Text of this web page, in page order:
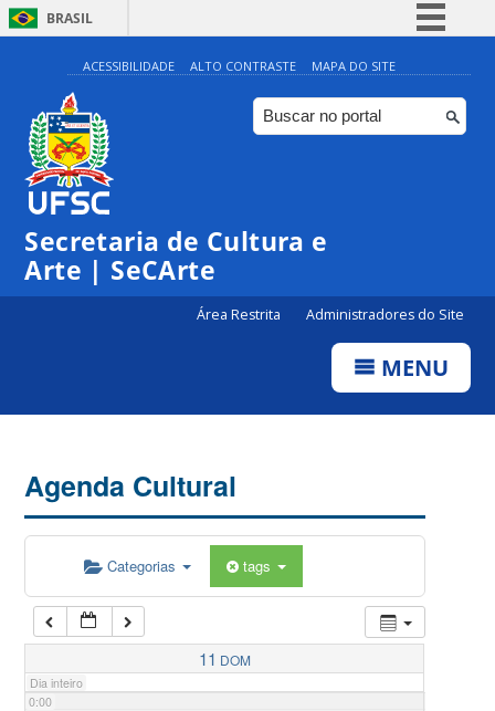
BRASIL
Simplifique!
Comunica BR
Participe
ACESSIBILIDADE ALTO CONTRASTE MAPA DO SITE
Secretaria de Cultura e
Arte | SeCArte
Área Restrita Administradores do Site
MENU
Agenda Cultural
Categorias tags
11 DOM
Dia inteiro
0:00